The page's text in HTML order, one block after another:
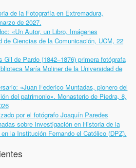
de la Fotografía en Extremadura,
de 2027.
«Un Autor, un Libro, Imágenes
de Ciencias de la Comunicación, UCM, 22
Gil de Pardo (1842–1876) primera fotógrafa
María Moliner de la Universidad de
«Juan Federico Muntadas, pionero del
del patrimonio». Monasterio de Piedra, 8,
por el fotógrafo Joaquín Paredes
sobre Investigación en Historia de la
la Institución Fernando el Católico (DPZ).